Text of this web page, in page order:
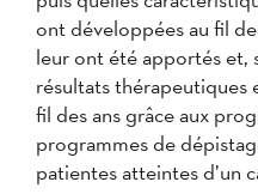
ont développées au fil
leur ont été apportés et,
résultats thérapeutiques
fil des ans grâce aux
programmes de
patientes atteintes d’un